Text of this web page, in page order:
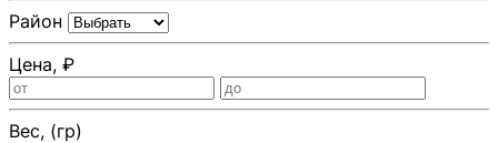
Район
Цена, ₽
Вес, (гр)